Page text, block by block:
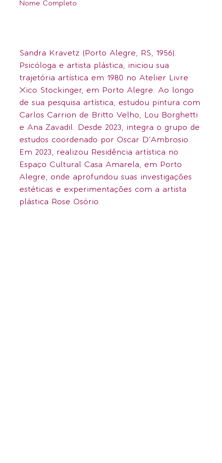
Nome Completo
Sandra Kravetz (Porto Alegre, RS, 1956).
Psicóloga e artista plástica, iniciou sua
trajetória artística em 1980 no Atelier Livre
Xico Stockinger, em Porto Alegre. Ao longo
de sua pesquisa artística, estudou pintura com
Carlos Carrion de Britto Velho, Lou Borghetti
e Ana Zavadil. Desde 2023, integra o grupo de
estudos coordenado por Oscar D’Ambrosio.
Em 2023, realizou Residência artística no
Espaço Cultural Casa Amarela, em Porto
Alegre, onde aprofundou suas investigações
estéticas e experimentações com a artista
plástica Rose Osório.